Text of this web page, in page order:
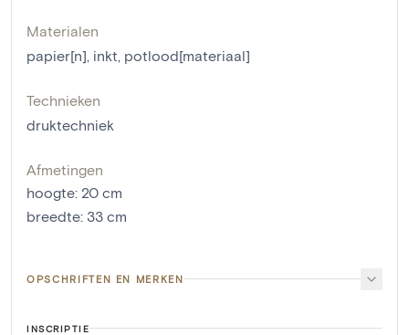
Materialen
papier[n], inkt, potlood[materiaal]
Technieken
druktechniek
Afmetingen
hoogte: 20 cm
breedte: 33 cm
OPSCHRIFTEN EN MERKEN
INSCRIPTIE